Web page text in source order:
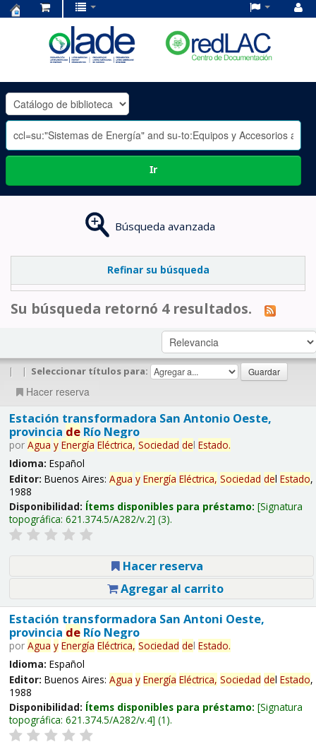
OLADE
-
Ir
Búsqueda avanzada
Refinar su búsqueda
Su búsqueda retornó 4 resultados.
| | Seleccionar títulos para:
Hacer reserva
Estación transformadora San Antonio Oeste,
provincia deRío Negro
por Agua y Energía Eléctrica, Sociedad del Estado.
Idioma: Español
Editor: Buenos Aires: Agua y Energía Eléctrica, Sociedad del Estado,
1988
Disponibilidad: Ítems disponibles para préstamo: Signatura
topográfica: 621.374.5/A282/v.2 (3).
Hacer reserva
Agregar al carrito
Estación transformadora San Antoni Oeste,
provincia deRío Negro
por Agua y Energía Eléctrica, Sociedad del Estado.
Idioma: Español
Editor: Buenos Aires: Agua y Energía Eléctrica, Sociedad del Estado,
1988
Disponibilidad: Ítems disponibles para préstamo: Signatura
topográfica: 621.374.5/A282/v.4 (1).